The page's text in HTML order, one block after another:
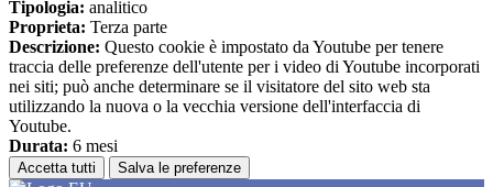
Tipologia: analitico
Proprieta: Terza parte
Descrizione: Questo cookie è impostato da Youtube per tenere
traccia delle preferenze dell'utente per i video di Youtube incorporati
nei siti; può anche determinare se il visitatore del sito web sta
utilizzando la nuova o la vecchia versione dell'interfaccia di
Youtube.
Durata: 6 mesi
Accetta tutti Salva le preferenze